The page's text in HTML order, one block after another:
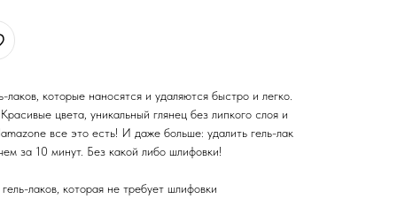
которые наносятся и удаляются быстро и легко.
цвета, уникальный глянец без липкого слоя и
все это есть! И даже больше: удалить гель-лак
за 10 минут. Без какой либо шлифовки!
лаков, которая не требует шлифовки